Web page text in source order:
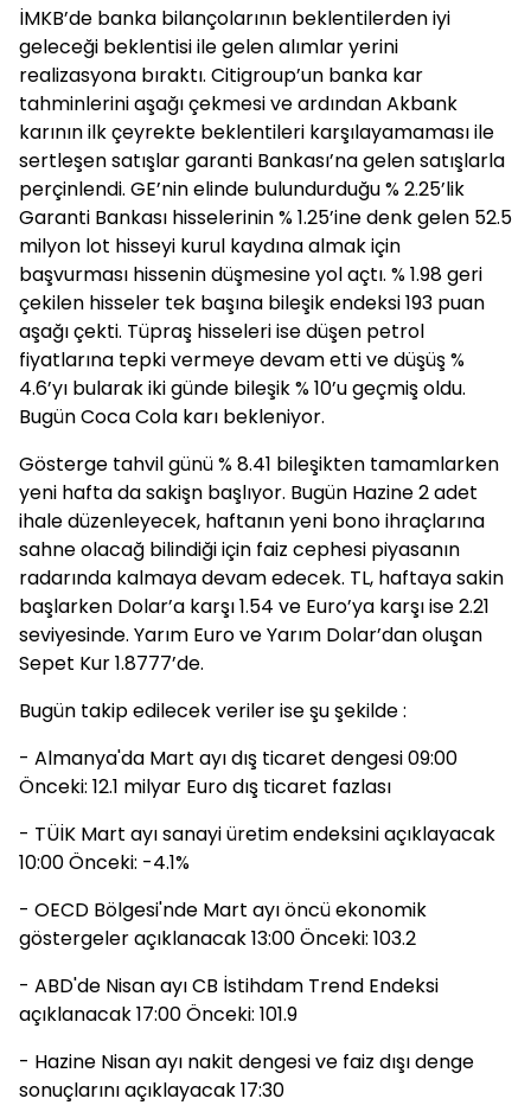
İMKB’de banka bilançolarının beklentilerden iyi
geleceği beklentisi ile gelen alımlar yerini
realizasyona bıraktı. Citigroup’un banka kar
tahminlerini aşağı çekmesi ve ardından Akbank
karının ilk çeyrekte beklentileri karşılayamaması ile
sertleşen satışlar garanti Bankası’na gelen satışlarla
perçinlendi. GE’nin elinde bulundurduğu % 2.25’lik
Garanti Bankası hisselerinin % 1.25’ine denk gelen 52.5
milyon lot hisseyi kurul kaydına almak için
başvurması hissenin düşmesine yol açtı. % 1.98 geri
çekilen hisseler tek başına bileşik endeksi 193 puan
aşağı çekti. Tüpraş hisseleri ise düşen petrol
fiyatlarına tepki vermeye devam etti ve düşüş %
4.6’yı bularak iki günde bileşik % 10’u geçmiş oldu.
Bugün Coca Cola karı bekleniyor.
Gösterge tahvil günü % 8.41 bileşikten tamamlarken
yeni hafta da sakişn başlıyor. Bugün Hazine 2 adet
ihale düzenleyecek, haftanın yeni bono ihraçlarına
sahne olacağ bilindiği için faiz cephesi piyasanın
radarında kalmaya devam edecek. TL, haftaya sakin
başlarken Dolar’a karşı 1.54 ve Euro’ya karşı ise 2.21
seviyesinde. Yarım Euro ve Yarım Dolar’dan oluşan
Sepet Kur 1.8777’de.
Bugün takip edilecek veriler ise şu şekilde :
- Almanya'da Mart ayı dış ticaret dengesi 09:00
Önceki: 12.1 milyar Euro dış ticaret fazlası
- TÜİK Mart ayı sanayi üretim endeksini açıklayacak
10:00 Önceki: -4.1%
- OECD Bölgesi'nde Mart ayı öncü ekonomik
göstergeler açıklanacak 13:00 Önceki: 103.2
- ABD'de Nisan ayı CB İstihdam Trend Endeksi
açıklanacak 17:00 Önceki: 101.9
- Hazine Nisan ayı nakit dengesi ve faiz dışı denge
sonuçlarını açıklayacak 17:30